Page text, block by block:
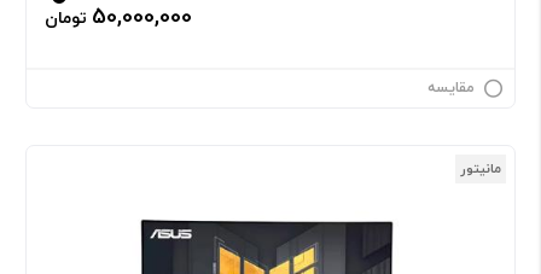
50,000,000 تومان
مقایسه
مانیتور